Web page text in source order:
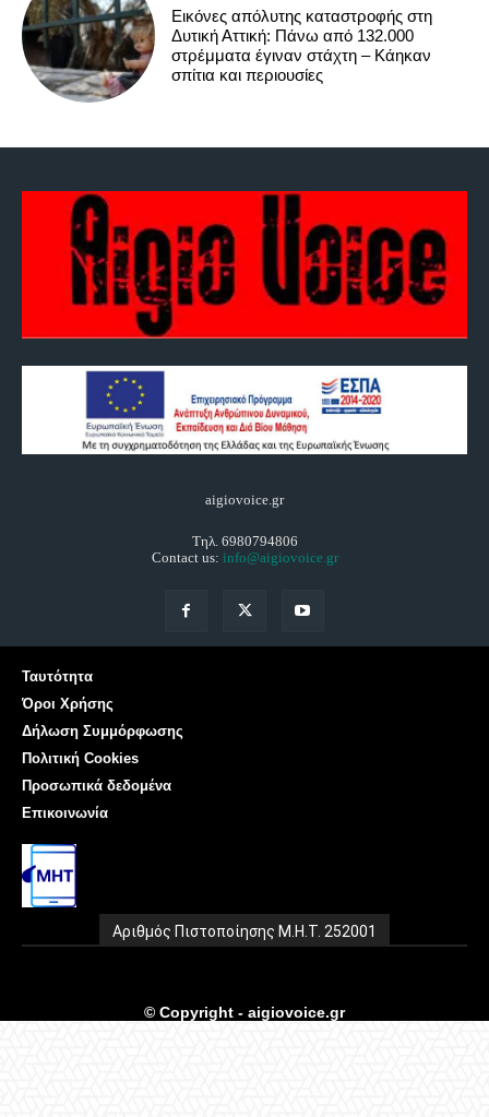
Εικόνες απόλυτης καταστροφής στη
Δυτική Αττική: Πάνω από 132.000
στρέμματα έγιναν στάχτη – Κάηκαν
σπίτια και περιουσίες
aigiovoice.gr
Τηλ. 6980794806
Contact us: info@aigiovoice.gr
Ταυτότητα
Όροι Χρήσης
Δήλωση Συμμόρφωσης
Πολιτική Cookies
Προσωπικά δεδομένα
Επικοινωνία
Αριθμός Πιστοποίησης Μ.Η.Τ. 252001
© Copyright - aigiovoice.gr